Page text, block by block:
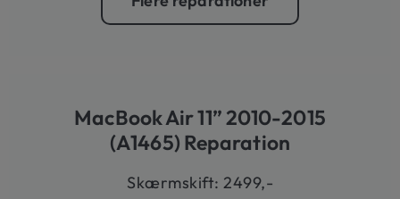
MacBook Air 11” 2010-2015
(A1465) Reparation
Skærmskift: 2499,-